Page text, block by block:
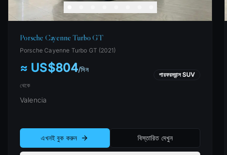
Porsche Cayenne Turbo GT
Porsche Cayenne Turbo GT (2021)
≈ US$804/দিন
থেকে
পারফরম্যান্স SUV
Valencia
এখনই বুক করুন বিস্তারিত দেখুন